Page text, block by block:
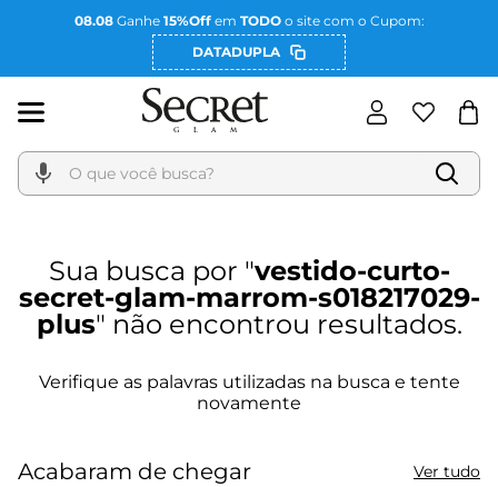
08.08Ganhe 15%Offem TODOo site com o Cupom:
DATADUPLA
O que você busca?
vestido-curto-
secret-glam-marrom-s018217029-
plus
Acabaram de chegar Ver tudo